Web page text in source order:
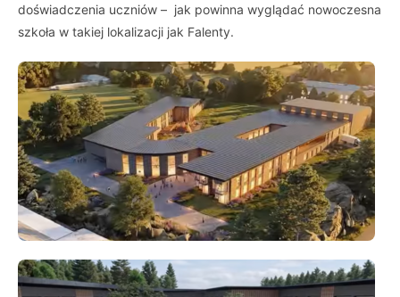
doświadczenia uczniów – jak powinna wyglądać nowoczesna
szkoła w takiej lokalizacji jak Falenty.